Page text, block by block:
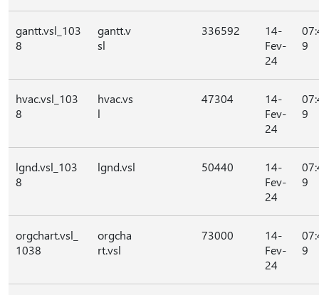
gantt.vsl_103
8
gantt.v
sl
336592
14-
Fev-
24
9
hvac.vsl_103
8
hvac.vs
l
47304
14-
Fev-
24
9
lgnd.vsl_103
8
lgnd.vsl 50440
14-
Fev-
24
9
orgchart.vsl_
1038
orgcha
rt.vsl
73000
14-
Fev-
24
9